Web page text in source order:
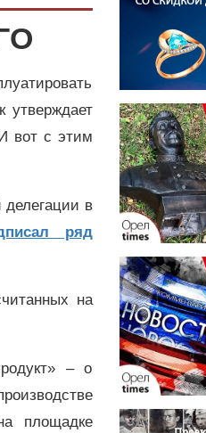
утверждает
вот с этим
в
ряд
на
– о
площадке